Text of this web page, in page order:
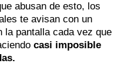
abusan de esto, los
te avisan con un
la pantalla cada vez que
casi imposible